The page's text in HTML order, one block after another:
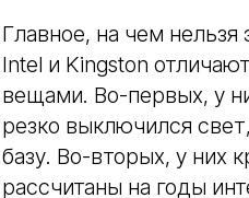
Главное, на чем
Intel и Kingston
вещами. Во-первых, у
резко выключился
базу. Во-вторых, у них
рассчитаны на годы